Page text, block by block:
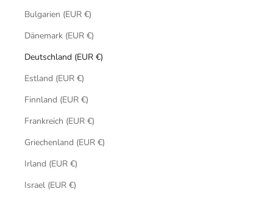
Bulgarien (EUR €)
Dänemark (EUR €)
Deutschland (EUR €)
Estland (EUR €)
Finnland (EUR €)
Frankreich (EUR €)
Griechenland (EUR €)
Irland (EUR €)
Israel (EUR €)